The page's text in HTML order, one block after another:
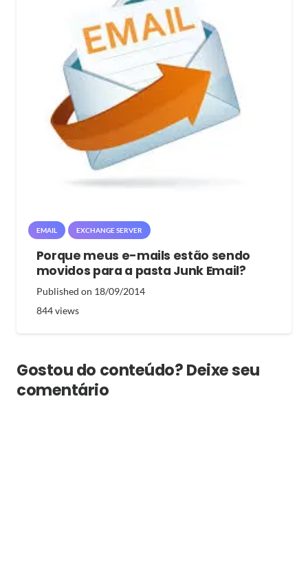
EMAIL EXCHANGE SERVER
Porque meus e-mails estão sendo
movidos para a pasta Junk Email?
Published on 18/09/2014
844views
Gostou do conteúdo? Deixe seu
comentário